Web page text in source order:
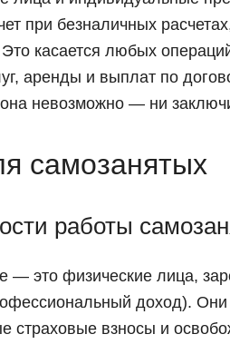
при безналичных
касается любых
аренды и выплат по
невозможно — ни
самозанятых
работы
— это физические лица,
доход).
страховые взносы и